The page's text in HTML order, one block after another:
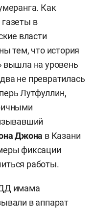
Как
в
власти
тем, что история
на уровень
не превратилась
Лутфуллин,
Джона в Казани
фиксации
работы.
имама
в аппарат